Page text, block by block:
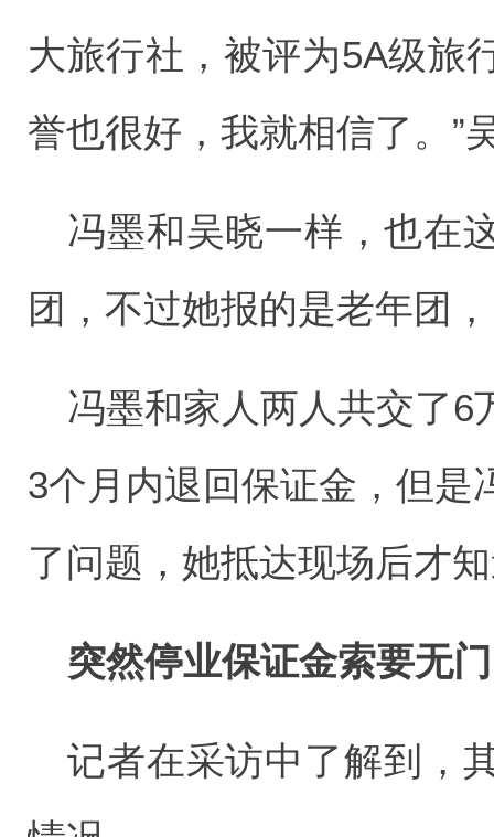
大旅行社，被评为5A级旅
誉也很好，我就相信了。”
冯墨和吴晓一样，也在
团，不过她报的是老年团
冯墨和家人两人共交了6
3个月内退回保证金，但是
了问题，她抵达现场后才
突然停业保证金索要无门
记者在采访中了解到，